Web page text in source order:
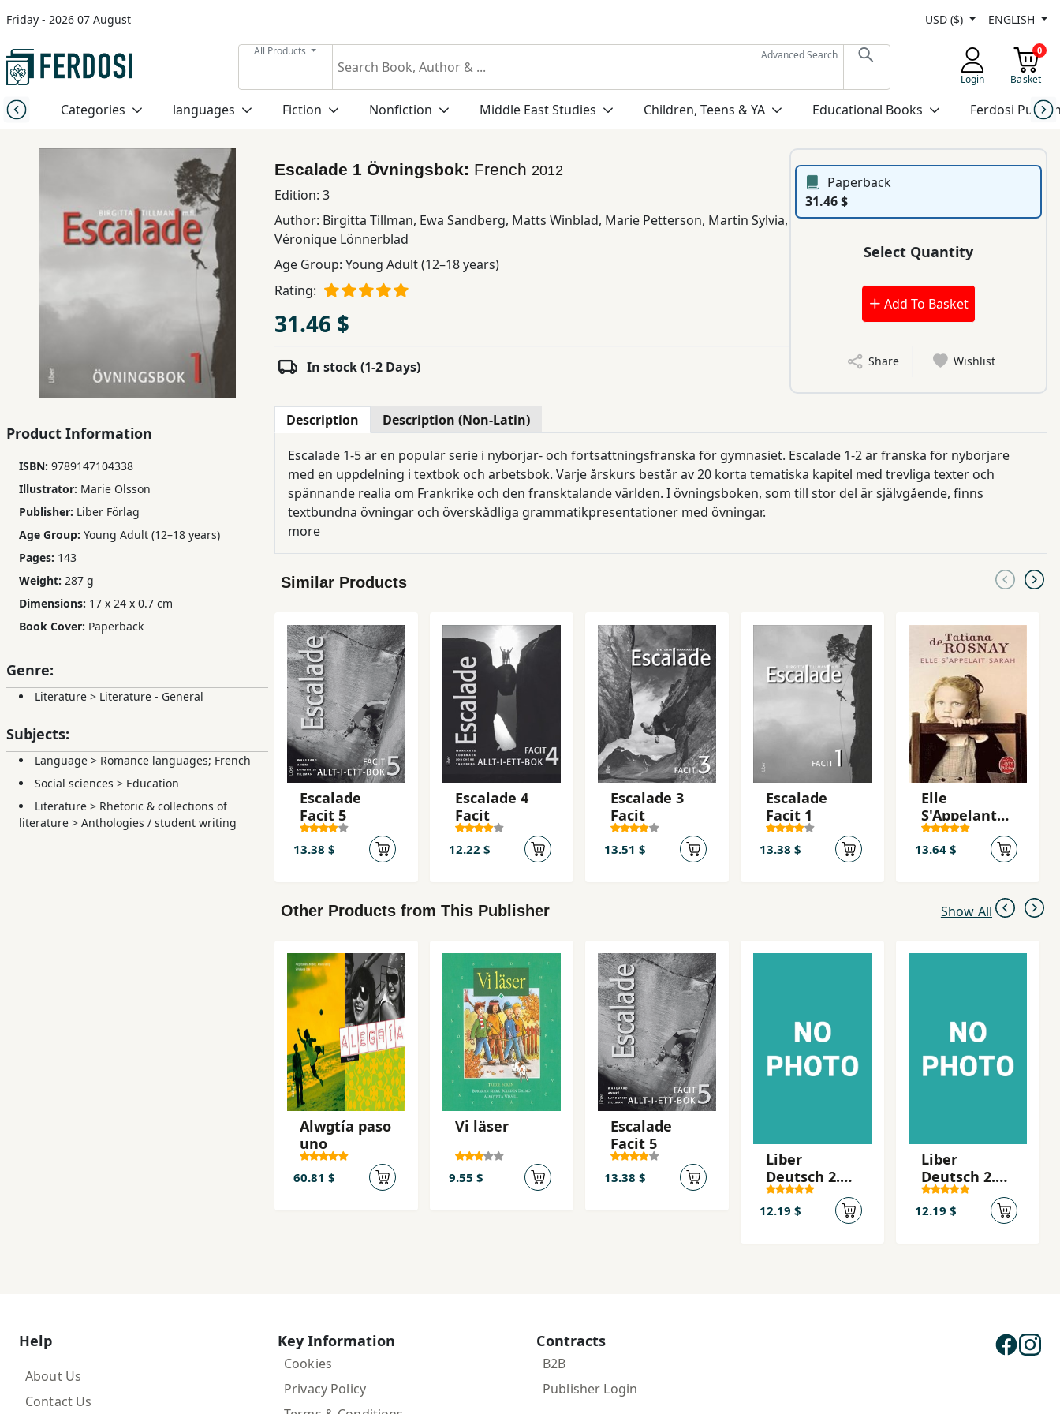
Friday - 2026 07 August USD ($) ENGLISH
All Products
Advanced Search
Login
0
Basket
Categories languages Fiction Nonfiction Middle East Studies Children, Teens & YA Educational Books Ferdosi
Menu
Category
Nonfiction
East
Studies
Children,
YA
Educational
Ferdosi
Publishing
Subscription
Services
Product Information
ISBN: 9789147104338
Illustrator: Marie Olsson
Publisher: Liber Förlag
Age Group: Young Adult (12–18 years)
Pages: 143
Weight: 287 g
Dimensions: 17 x 24 x 0.7 cm
Book Cover: Paperback
Genre:
Literature > Literature - General
Subjects:
Language > Romance languages; French
Social sciences > Education
Literature > Rhetoric & collections of
literature > Anthologies / student writing
Escalade 1 Övningsbok: French 2012
Edition: 3
Author: Birgitta Tillman, Ewa Sandberg, Matts Winblad, Marie Petterson, Martin Sylvia,
Véronique Lönnerblad
Age Group: Young Adult (12–18 years)
Rating:
31.46 $
In stock (1-2 Days)
Paperback
31.46 $
Select Quantity
Add To Basket
Share Wishlist
Description Description (Non-Latin)
Escalade 1-5 är en populär serie i nybörjar- och fortsättningsfranska för gymnasiet. Escalade 1-2 är franska för nybörjare
med en uppdelning i textbok och arbetsbok. Varje årskurs består av 20 korta tematiska kapitel med trevliga texter och
spännande realia om Frankrike och den fransktalande världen. I övningsboken, som till stor del är självgående, finns
textbundna övningar och överskådliga grammatikpresentationer med övningar.
more
Similar Products
Escalade
Facit 5
13.38 $
Escalade 4
Facit
12.22 $
Escalade 3
Facit
13.51 $
Escalade
Facit 1
13.38 $
Elle
S'Appelant
Sarah
13.64 $
Other Products from This Publisher Show All
Alwgtía paso
uno
60.81 $
Vi läser
9.55 $
Escalade
Facit 5
13.38 $
Liber
Deutsch 2.0
Facit 2
12.19 $
Liber
Deutsch 2.0
Facit 2
12.19 $
Help
About Us
Contact Us
Key Information
Cookies
Privacy Policy
Contracts
B2B
Publisher Login